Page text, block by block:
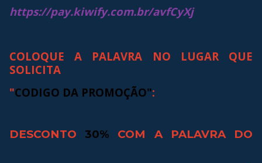
https://pay.kiwify.com.br/avfCyXj
COLOQUE A PALAVRA NO LUGAR QUE
SOLICITA
"CODIGO DA PROMOÇÃO":
DESCONTO30% COM A PALAVRA DO